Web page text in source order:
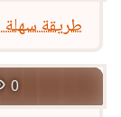
طريقة سهلة
0